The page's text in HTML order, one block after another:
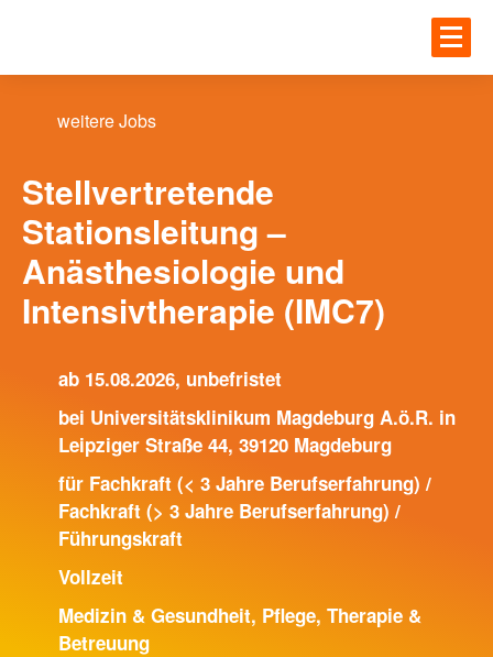
JOBS
Gesundheit
IT
Handwerk
Ingenieur und Technik
Logistik
UNTERNEHMEN
MEHR
weitere Jobs
Stellvertretende
Stationsleitung –
Anästhesiologie und
Intensivtherapie (IMC7)
ab 15.08.2026, unbefristet
bei Universitätsklinikum Magdeburg A.ö.R. in
Leipziger Straße 44, 39120 Magdeburg
für Fachkraft (< 3 Jahre Berufserfahrung) /
Fachkraft (> 3 Jahre Berufserfahrung) /
Führungskraft
Vollzeit
Medizin & Gesundheit, Pflege, Therapie &
Betreuung